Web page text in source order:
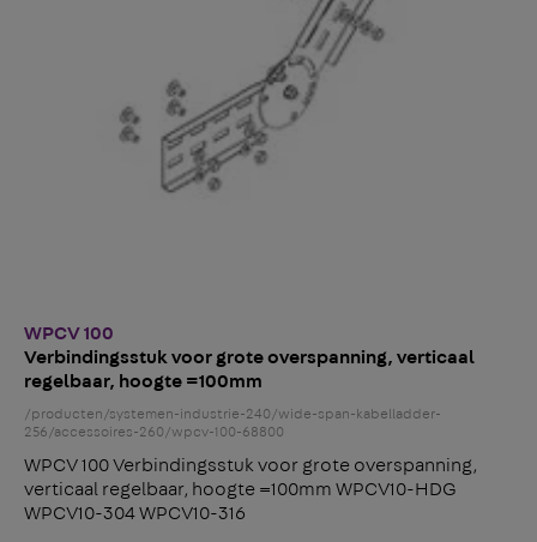
WPCV 100
Verbindingsstuk voor grote overspanning, verticaal
regelbaar, hoogte =100mm
/producten/systemen-industrie-240/wide-span-kabelladder-
256/accessoires-260/wpcv-100-68800
WPCV 100 Verbindingsstuk voor grote overspanning,
verticaal regelbaar, hoogte =100mm WPCV10-HDG
WPCV10-304 WPCV10-316